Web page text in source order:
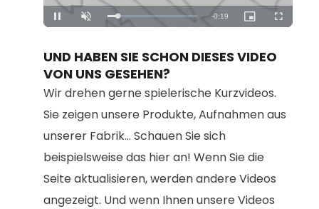
Unmute Loaded:
100.00%
UND HABEN SIE SCHON DIESES VIDEO
VON UNS GESEHEN?
Wir drehen gerne spielerische Kurzvideos.
Sie zeigen unsere Produkte, Aufnahmen aus
unserer Fabrik... Schauen Sie sich
beispielsweise das hier an! Wenn Sie die
Seite aktualisieren, werden andere Videos
angezeigt. Und wenn Ihnen unsere Videos